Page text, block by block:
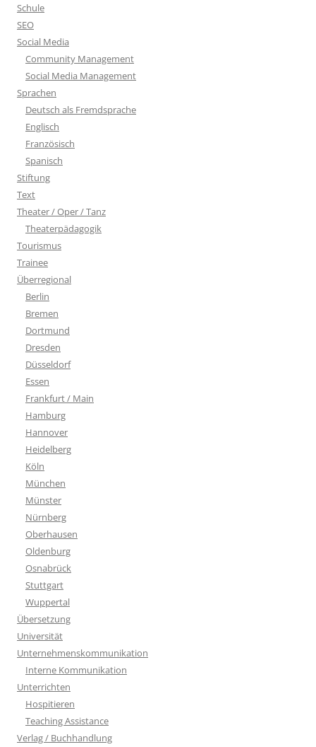
Schule
SEO
Social Media
Community Management
Social Media Management
Sprachen
Deutsch als Fremdsprache
Englisch
Französisch
Spanisch
Stiftung
Text
Theater / Oper / Tanz
Theaterpädagogik
Tourismus
Trainee
Überregional
Berlin
Bremen
Dortmund
Dresden
Düsseldorf
Essen
Frankfurt / Main
Hamburg
Hannover
Heidelberg
Köln
München
Münster
Nürnberg
Oberhausen
Oldenburg
Osnabrück
Stuttgart
Wuppertal
Übersetzung
Universität
Unternehmenskommunikation
Interne Kommunikation
Unterrichten
Hospitieren
Teaching Assistance
Verlag / Buchhandlung